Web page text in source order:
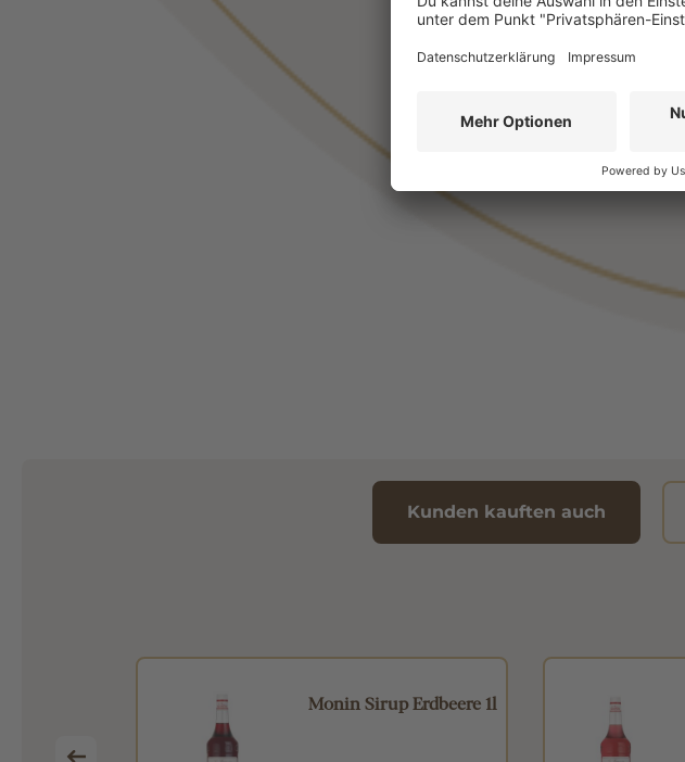
Kunden kauften auch
Monin Sirup Erdbeere 1l